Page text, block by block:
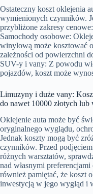
Ostateczny koszt oklejenia
wymienionych czynników.
przybliżone zakresy cenowe:
Samochody osobowe:
winylową może kosztować
zależności od powierzchni
SUV-y i vany: Z powodu
pojazdów, koszt może
Limuzyny i duże vany:
do nawet 10000 złotych lub
Oklejenie auta może być
oryginalnego wyglądu,
Jednak koszty mogą być
czynników. Przed
różnych warsztatów,
nad własnymi
również pamiętać, że koszt
inwestycją w jego wygląd i